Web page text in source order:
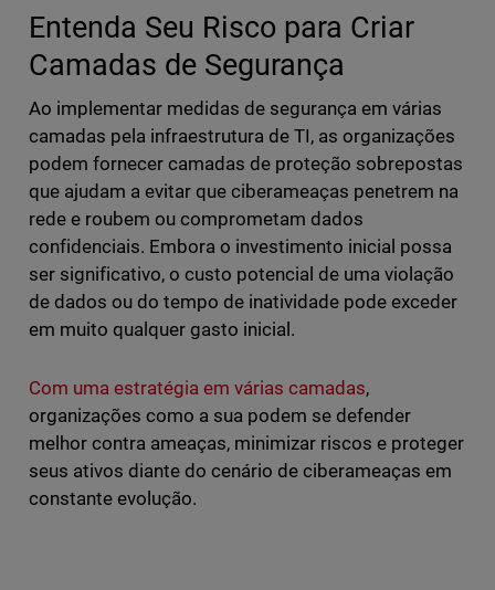
Entenda Seu Risco para Criar
Camadas de Segurança
Ao implementar medidas de segurança em várias
camadas pela infraestrutura de TI, as organizações
podem fornecer camadas de proteção sobrepostas
que ajudam a evitar que ciberameaças penetrem na
rede e roubem ou comprometam dados
confidenciais. Embora o investimento inicial possa
ser significativo, o custo potencial de uma violação
de dados ou do tempo de inatividade pode exceder
em muito qualquer gasto inicial.
Com uma estratégia em várias camadas,
organizações como a sua podem se defender
melhor contra ameaças, minimizar riscos e proteger
seus ativos diante do cenário de ciberameaças em
constante evolução.